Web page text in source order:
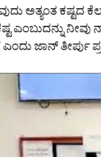
ಅತ್ಯಂತ ಕಷ್ಟದ
ಎಂಬುದನ್ನು
ಎಂದು ಜಾನ್‌ ತೀರ್ಪು